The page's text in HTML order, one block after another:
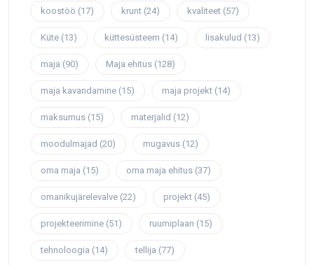
koostöö (17) krunt (24) kvaliteet (57)
Küte (13) küttesüsteem (14) lisakulud (13)
maja (90) Maja ehitus (128)
maja kavandamine (15) maja projekt (14)
maksumus (15) materjalid (12)
moodulmajad (20) mugavus (12)
oma maja (15) oma maja ehitus (37)
omanikujärelevalve (22) projekt (45)
projekteerimine (51) ruumiplaan (15)
tehnoloogia (14) tellija (77)